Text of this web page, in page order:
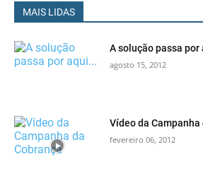
MAIS LIDAS
A solução passa por
agosto 15, 2012
Vídeo da Campanha
fevereiro 06, 2012